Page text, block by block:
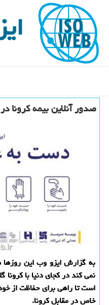
صدور آنلاین بیمه
به گزارش ایزو وب این
نمی كند در كجای دنیا با
است تا راهی برای حفاظت از
خاص در مقابل كرونا.